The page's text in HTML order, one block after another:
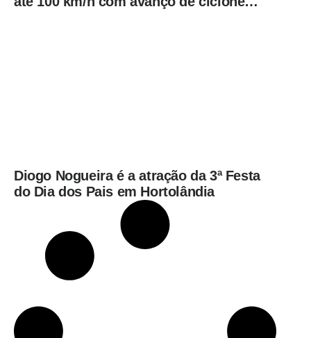
Diogo Nogueira é a atração da 3ª Festa
do Dia dos Pais em Hortolândia